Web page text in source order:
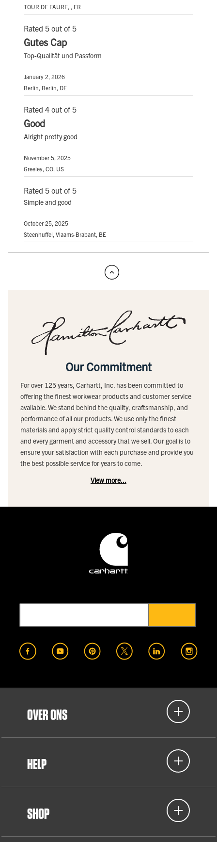
TOUR DE FAURE, , FR
Rated 5 out of 5
Gutes Cap
Top-Qualität und Passform
January 2, 2026
Berlin, Berlin, DE
Rated 4 out of 5
Good
Alright pretty good
November 5, 2025
Greeley, CO, US
Rated 5 out of 5
Simple and good
October 25, 2025
Steenhuffel, Vlaams-Brabant, BE
Our Commitment
For over 125 years, Carhartt, Inc. has been committed to
offering the finest workwear products and customer service
available. We stand behind the quality, craftsmanship, and
performance of all our products. We use only the finest
materials and apply strict quality control standards to each
and every garment and accessory that we sell. Our goal is to
ensure your satisfaction with each purchase and provide you
the best possible service for years to come.
View more...
OVER ONS
HELP
SHOP